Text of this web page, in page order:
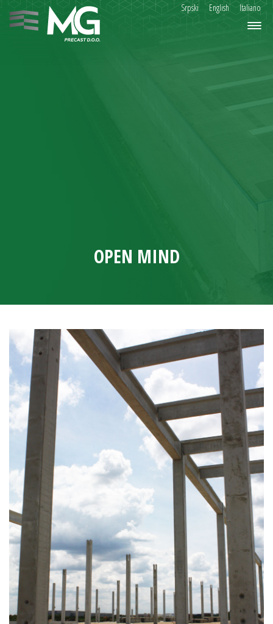
Srpski English Italiano
OPEN MIND